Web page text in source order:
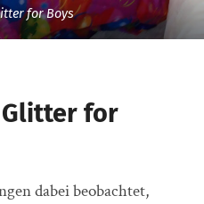
for Boys
Glitter for
dabei beobachtet,